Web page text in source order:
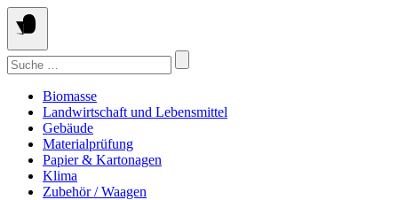
Springe
zum
Inhalt
Suchen
nach:
Biomasse
Landwirtschaft und Lebensmittel
Gebäude
Materialprüfung
Papier & Kartonagen
Klima
Zubehör / Waagen